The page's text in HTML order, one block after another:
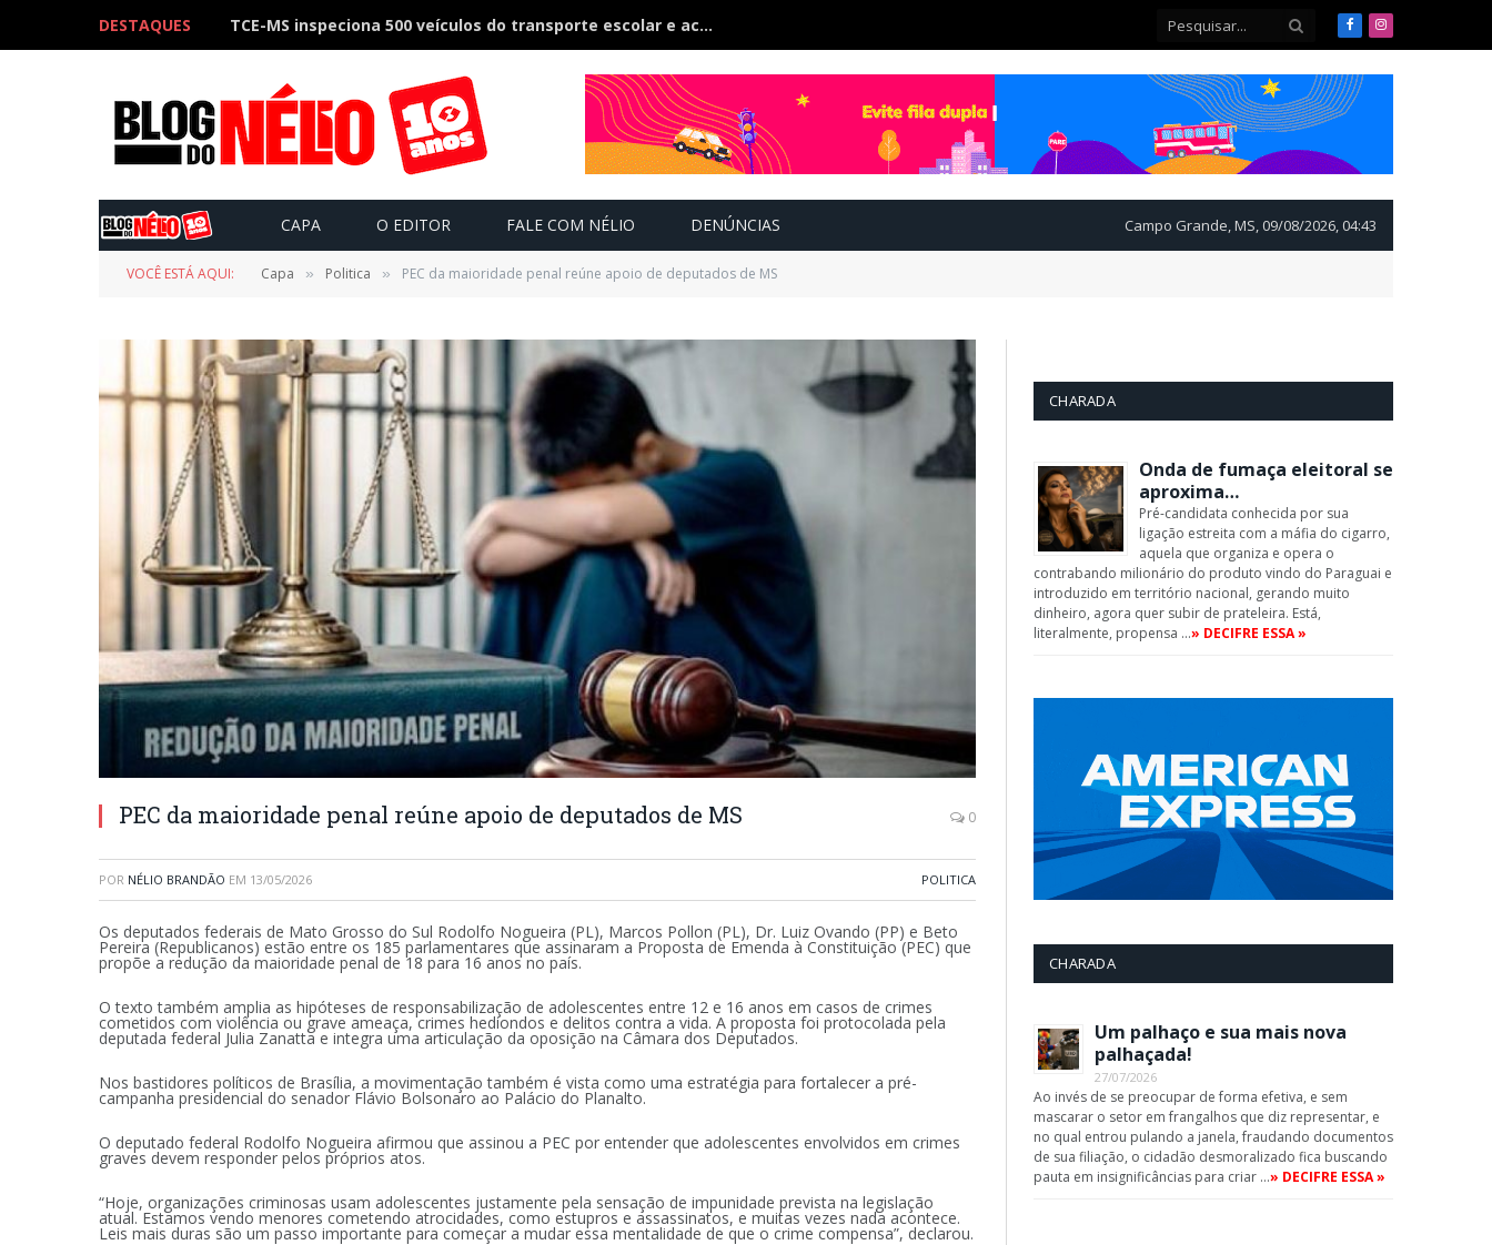
DESTAQUES TCE-MS inspeciona 500 veículos do transporte escolar e acompanham contratos de R$ 60 milhões FacebookInstagram
CAPA O EDITOR FALE COM NÉLIO DENÚNCIAS Campo Grande, MS, 09/08/2026, 04:43
VOCÊ ESTÁ AQUI: Capa » Politica » PEC da maioridade penal reúne apoio de deputados de MS
PEC da maioridade penal reúne apoio de deputados de MS 0
POR NÉLIO BRANDÃO EM 13/05/2026 POLITICA
Os deputados federais de Mato Grosso do Sul Rodolfo Nogueira (PL), Marcos Pollon (PL), Dr. Luiz Ovando (PP) e Beto
Pereira (Republicanos) estão entre os 185 parlamentares que assinaram a Proposta de Emenda à Constituição (PEC) que
propõe a redução da maioridade penal de 18 para 16 anos no país.
O texto também amplia as hipóteses de responsabilização de adolescentes entre 12 e 16 anos em casos de crimes
cometidos com violência ou grave ameaça, crimes hediondos e delitos contra a vida. A proposta foi protocolada pela
deputada federal Julia Zanatta e integra uma articulação da oposição na Câmara dos Deputados.
Nos bastidores políticos de Brasília, a movimentação também é vista como uma estratégia para fortalecer a pré-
campanha presidencial do senador Flávio Bolsonaro ao Palácio do Planalto.
O deputado federal Rodolfo Nogueira afirmou que assinou a PEC por entender que adolescentes envolvidos em crimes
graves devem responder pelos próprios atos.
“Hoje, organizações criminosas usam adolescentes justamente pela sensação de impunidade prevista na legislação
atual. Estamos vendo menores cometendo atrocidades, como estupros e assassinatos, e muitas vezes nada acontece.
Leis mais duras são um passo importante para começar a mudar essa mentalidade de que o crime compensa”, declarou.
CHARADA
Onda de fumaça eleitoral se
aproxima…
Pré-candidata conhecida por sua
ligação estreita com a máfia do cigarro,
aquela que organiza e opera o
contrabando milionário do produto vindo do Paraguai e
introduzido em território nacional, gerando muito
dinheiro, agora quer subir de prateleira. Está,
literalmente, propensa …» DECIFRE ESSA »
CHARADA
Um palhaço e sua mais nova
palhaçada!
27/07/2026
Ao invés de se preocupar de forma efetiva, e sem
mascarar o setor em frangalhos que diz representar, e
no qual entrou pulando a janela, fraudando documentos
de sua filiação, o cidadão desmoralizado fica buscando
pauta em insignificâncias para criar …» DECIFRE ESSA »